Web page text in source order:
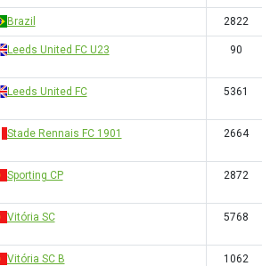
Brazil 2822
Leeds United FC U23 90
Leeds United FC 5361
Stade Rennais FC 1901 2664
Sporting CP 2872
Vitória SC 5768
Vitória SC B 1062